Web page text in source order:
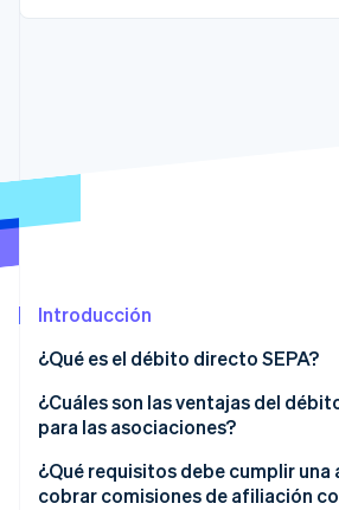
Introducción
¿Qué es el débito directo SEPA?
¿Cuáles son las ventajas del
para las asociaciones?
¿Qué requisitos debe cumplir una
cobrar comisiones de afiliación